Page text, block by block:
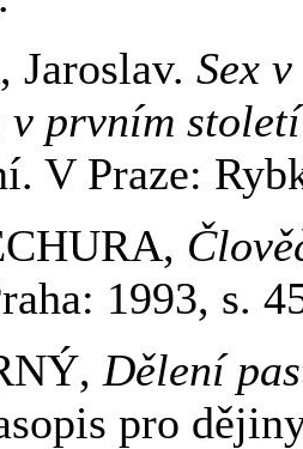
Jaroslav. Sex
v prvním
V Praze:
1993, s.
Dělení
pro